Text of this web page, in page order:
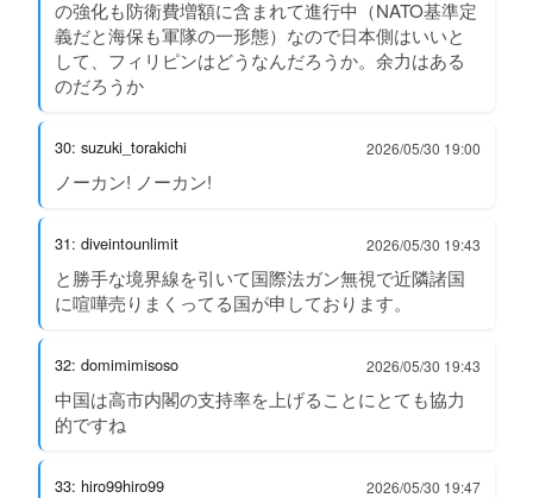
の強化も防衛費増額に含まれて進行中（NATO基準定
義だと海保も軍隊の一形態）なので日本側はいいと
して、フィリピンはどうなんだろうか。余力はある
のだろうか
30: suzuki_torakichi 2026/05/30 19:00
ノーカン! ノーカン!
31: diveintounlimit 2026/05/30 19:43
と勝手な境界線を引いて国際法ガン無視で近隣諸国
に喧嘩売りまくってる国が申しております。
32: domimimisoso 2026/05/30 19:43
中国は高市内閣の支持率を上げることにとても協力
的ですね
33: hiro99hiro99 2026/05/30 19:47